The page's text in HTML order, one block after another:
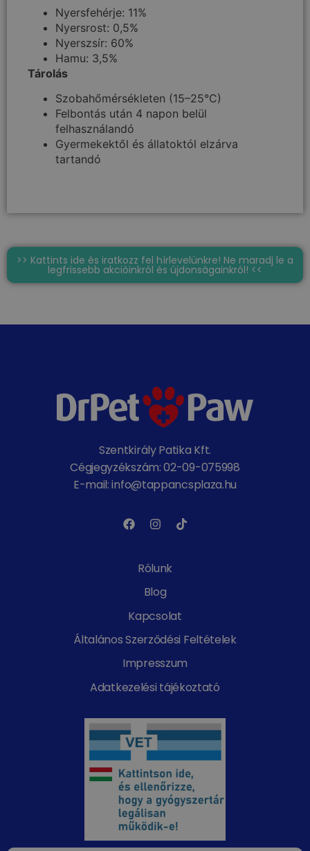
Nyersfehérje: 11%
Nyersrost: 0,5%
Nyerszsír: 60%
Hamu: 3,5%
Tárolás
Szobahőmérsékleten (15–25°C)
Felbontás után 4 napon belül
felhasználandó
Gyermekektől és állatoktól elzárva
tartandó
>> Kattints ide és iratkozz fel hírlevelünkre! Ne maradj le a
legfrissebb akcióinkról és újdonságainkról! <<
Szentkirály Patika Kft.
Cégjegyzékszám: 02-09-075998
E-mail: info@tappancsplaza.hu
Rólunk
Blog
Kapcsolat
Általános Szerződési Feltételek
Impresszum
Adatkezelési tájékoztató